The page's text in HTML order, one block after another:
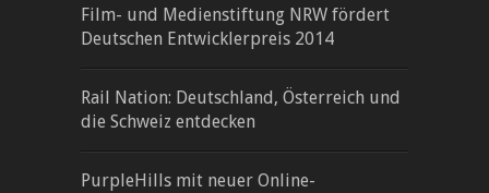
Film- und Medienstiftung NRW fördert
Deutschen Entwicklerpreis 2014
Rail Nation: Deutschland, Österreich und
die Schweiz entdecken
PurpleHills mit neuer Online-